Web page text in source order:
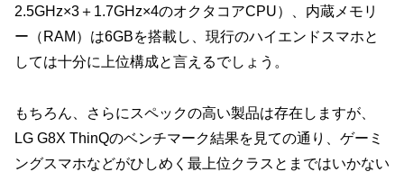
2.5GHz×3＋1.7GHz×4のオクタコアCPU）、内蔵メモリ
ー（RAM）は6GBを搭載し、現行のハイエンドスマホと
しては十分に上位構成と言えるでしょう。
もちろん、さらにスペックの高い製品は存在しますが、
LG G8X ThinQのベンチマーク結果を見ての通り、ゲーミ
ングスマホなどがひしめく最上位クラスとまではいかない